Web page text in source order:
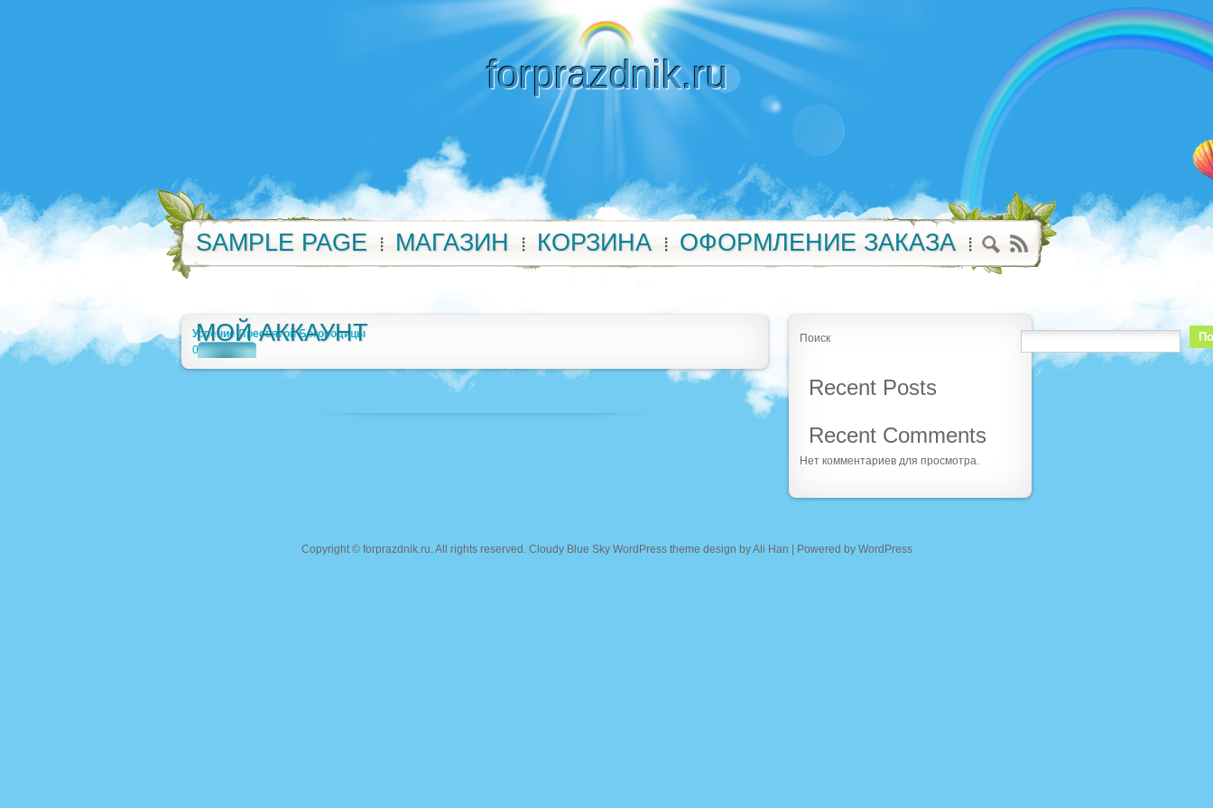
forprazdnik.ru
SAMPLE PAGE МАГАЗИН КОРЗИНА ОФОРМЛЕНИЕ ЗАКАЗА
МОЙ АККАУНТ
Успение Пресвятой Богородицы
0
Поиск
Recent Posts
Recent Comments
Нет комментариев для просмотра.
Copyright © forprazdnik.ru. All rights reserved. Cloudy Blue Sky WordPress theme design byAli Han | Powered by WordPress